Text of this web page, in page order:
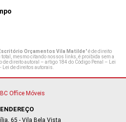
Orçamentos Vila Matilde" é de direito
total, mesmo citando nossos links, é proibida sem a
de direito autoral – artigo 184 do Código Penal – Lei
Lei de direitos autorais.
ENDEREÇO
65 - Vila Bela Vista